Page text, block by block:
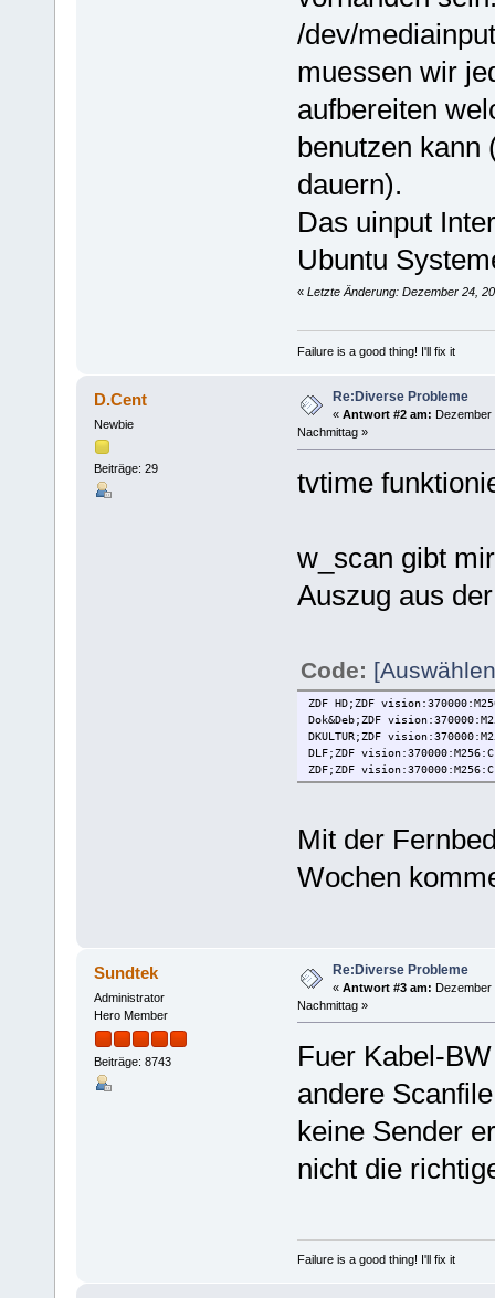
/dev/
muessen wir
aufbereiten
benutzen kann
dauern).
Das uinput
Ubuntu
« Letzte Änderung: Dezember 24,
Failure is a good thing! I'll fix it
D.Cent
Newbie
Beiträge: 29
Re:Diverse Probleme
« Antwort #2 am: Dezember
Nachmittag »
tvtime
w_scan gibt
Auszug aus
Code:
ZDF HD;ZDF
Dok&Deb;ZDF
DKULTUR;ZDF
DLF;ZDF
ZDF;ZDF
Mit der
Wochen
Sundtek
Administrator
Hero Member
Beiträge: 8743
Re:Diverse Probleme
« Antwort #3 am: Dezember
Nachmittag »
Fuer Kabel-
andere
keine Sender
nicht die
Failure is a good thing! I'll fix it